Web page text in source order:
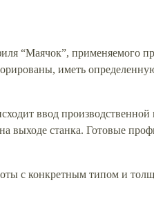
“Маячок”, применяемого
иметь
ввод
выходе станка. Готовые
с конкретным типом и